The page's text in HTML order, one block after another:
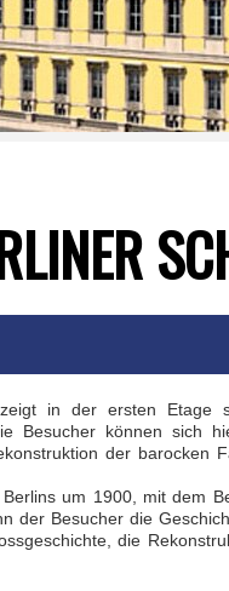
in der ersten Etage
Besucher können sich
der barocken
um 1900, mit dem
der Besucher die
die